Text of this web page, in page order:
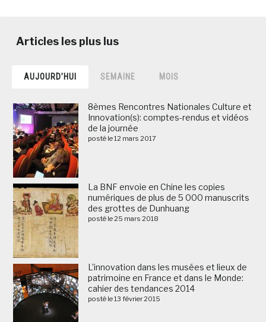
AUJOURD’HUI SEMAINE MOIS
8èmes Rencontres Nationales Culture et
Innovation(s): comptes-rendus et vidéos
de la journée
posté le 12 mars 2017
La BNF envoie en Chine les copies
numériques de plus de 5 000 manuscrits
des grottes de Dunhuang
posté le 25 mars 2018
L’innovation dans les musées et lieux de
patrimoine en France et dans le Monde:
cahier des tendances 2014
posté le 13 février 2015